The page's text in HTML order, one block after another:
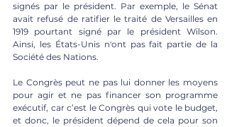
signés par le président. Par exemple, le Sénat
avait refusé de ratifier le traité de Versailles en
1919 pourtant signé par le président Wilson.
Ainsi, les États-Unis n'ont pas fait partie de la
Société des Nations.
Le Congrès peut ne pas lui donner les moyens
pour agir et ne pas financer son programme
exécutif, car c’est le Congrès qui vote le budget,
et donc, le président dépend de cela pour son